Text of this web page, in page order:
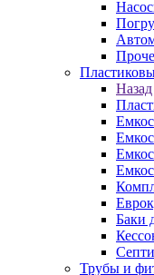
Назад
Баки
Трубы и